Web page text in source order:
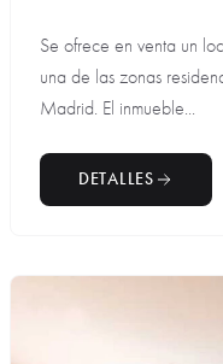
Se ofrece en venta un
una de las zonas
Madrid. El inmueble...
DETALLES